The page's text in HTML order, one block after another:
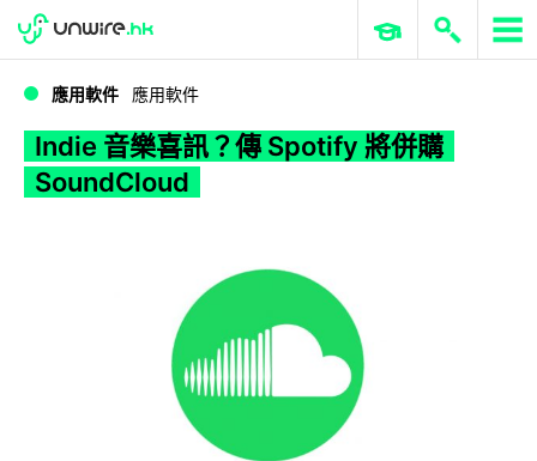
WWDC 2026 ERP 與商業 AI
應用軟件 應用軟件
Indie 音樂喜訊？傳 Spotify 將併購
SoundCloud